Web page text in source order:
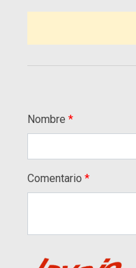
Nombre
Comentario